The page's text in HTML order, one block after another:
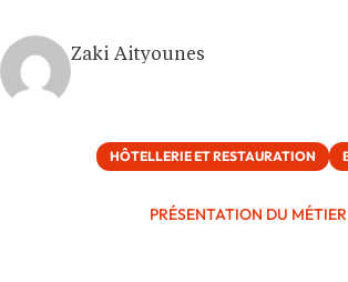
Zaki Aityounes
HÔTELLERIE ET RESTAURATION
PRÉSENTATION DU MÉTIER